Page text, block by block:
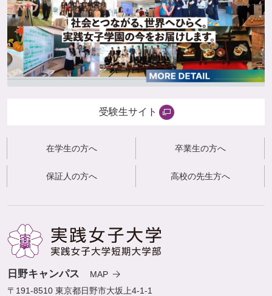
受験生サイト
在学生の方へ 卒業生の方へ
保証人の方へ 高校の先生方へ
日野キャンパス
MAP
〒191-8510 東京都日野市大坂上4-1-1